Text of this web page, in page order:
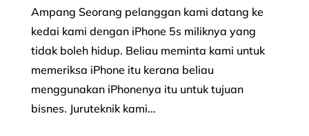
Ampang Seorang pelanggan kami datang ke
kedai kami dengan iPhone 5s miliknya yang
tidak boleh hidup. Beliau meminta kami untuk
memeriksa iPhone itu kerana beliau
menggunakan iPhonenya itu untuk tujuan
bisnes. Juruteknik kami...